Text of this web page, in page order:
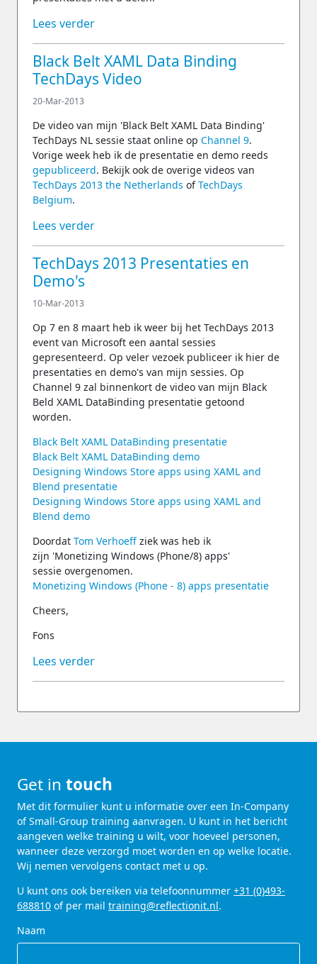
Lees verder
Black Belt XAML Data Binding
TechDays Video
20-Mar-2013
De video van mijn 'Black Belt XAML Data Binding'
TechDays NL sessie staat online op Channel 9.
Vorige week heb ik de presentatie en demo reeds
gepubliceerd. Bekijk ook de overige videos van
TechDays 2013 the Netherlands ofTechDays
Belgium.
Lees verder
TechDays 2013 Presentaties en
Demo's
10-Mar-2013
Op 7 en 8 maart heb ik weer bij het TechDays 2013
event van Microsoft een aantal sessies
gepresenteerd. Op veler vezoek publiceer ik hier de
presentaties en demo's van mijn sessies. Op
Channel 9 zal binnenkort de video van mijn Black
Beld XAML DataBinding presentatie getoond
worden.
Black Belt XAML DataBinding presentatie
Black Belt XAML DataBinding demo
Designing Windows Store apps using XAML and
Blend presentatie
Designing Windows Store apps using XAML and
Blend demo
Doordat Tom Verhoeff ziek was heb ik
zijn 'Monetizing Windows (Phone/8) apps'
sessie overgenomen.
Monetizing Windows (Phone - 8) apps presentatie
Cheers,
Fons
Lees verder
Get in touch
Met dit formulier kunt u informatie over een In-Company
of Small-Group training aanvragen. U kunt in het bericht
aangeven welke training u wilt, voor hoeveel personen,
wanneer deze verzorgd moet worden en op welke locatie.
Wij nemen vervolgens contact met u op.
U kunt ons ook bereiken via telefoonnummer +31 (0)493-
688810 of per mail training@reflectionit.nl.
Naam